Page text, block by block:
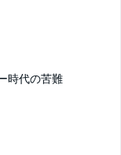
時代の苦難